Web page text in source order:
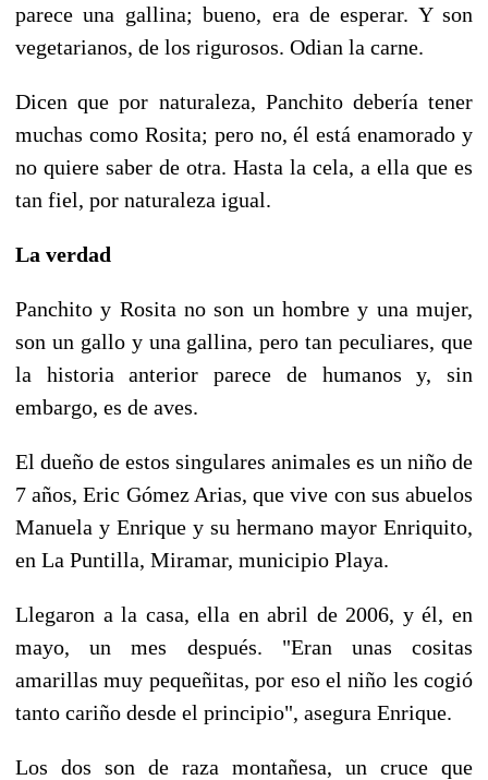
parece una gallina; bueno, era de esperar. Y son
vegetarianos, de los rigurosos. Odian la carne.
Dicen que por naturaleza, Panchito debería tener
muchas como Rosita; pero no, él está enamorado y
no quiere saber de otra. Hasta la cela, a ella que es
tan fiel, por naturaleza igual.
La verdad
Panchito y Rosita no son un hombre y una mujer,
son un gallo y una gallina, pero tan peculiares, que
la historia anterior parece de humanos y, sin
embargo, es de aves.
El dueño de estos singulares animales es un niño de
7 años, Eric Gómez Arias, que vive con sus abuelos
Manuela y Enrique y su hermano mayor Enriquito,
en La Puntilla, Miramar, municipio Playa.
Llegaron a la casa, ella en abril de 2006, y él, en
mayo, un mes después. "Eran unas cositas
amarillas muy pequeñitas, por eso el niño les cogió
tanto cariño desde el principio", asegura Enrique.
Los dos son de raza montañesa, un cruce que